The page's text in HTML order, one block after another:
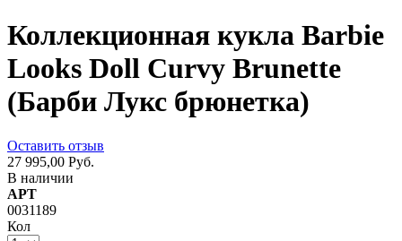
Коллекционная кукла Barbie
Looks Doll Curvy Brunette
(Барби Лукс брюнетка)
Оставить отзыв
27 995,00 Руб.
В наличии
АРТ
0031189
Кол